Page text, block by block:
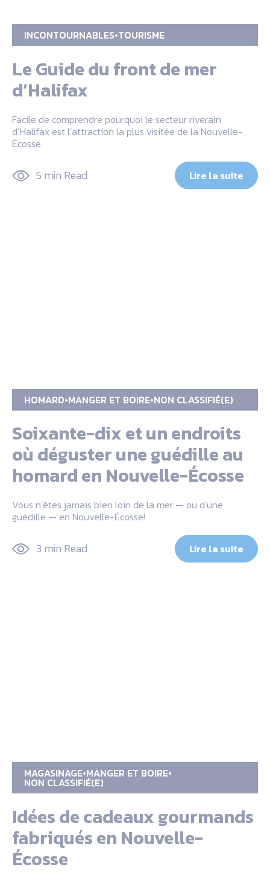
INCONTOURNABLES TOURISME
Le Guide du front de mer
d’Halifax
Facile de comprendre pourquoi le secteur riverain
d’Halifax est l’attraction la plus visitée de la Nouvelle-
Écosse.
5 min Read Lire la suite
HOMARD MANGER ET BOIRE NON CLASSIFIÉ(E)
Soixante-dix et un endroits
où déguster une guédille au
homard en Nouvelle-Écosse
Vous n’êtes jamais bien loin de la mer — ou d’une
guédille — en Nouvelle-Écosse!
3 min Read Lire la suite
MAGASINAGE MANGER ET BOIRE
NON CLASSIFIÉ(E)
Idées de cadeaux gourmands
fabriqués en Nouvelle-
Écosse